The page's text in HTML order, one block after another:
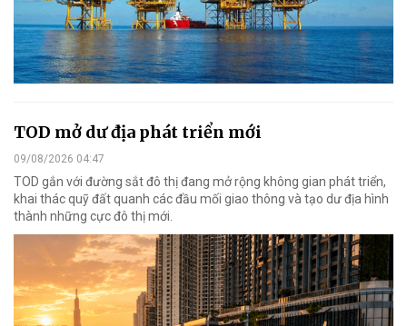
TOD mở dư địa phát triển mới
09/08/2026 04:47
TOD gắn với đường sắt đô thị đang mở rộng không gian phát triển,
khai thác quỹ đất quanh các đầu mối giao thông và tạo dư địa hình
thành những cực đô thị mới.